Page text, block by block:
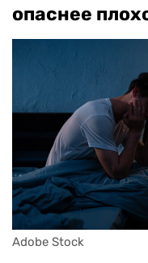
опаснее
Adobe Stock